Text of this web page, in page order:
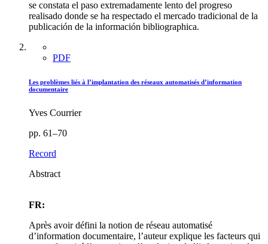
se constata el paso extremadamente lento del progreso
realisado donde se ha respectado el mercado tradicional de la
publicación de la información bibliographica.
PDF
Les problèmes liés à l’implantation des réseaux automatisés d’information
documentaire
Yves Courrier
pp. 61–70
Record
Abstract
FR:
Après avoir défini la notion de réseau automatisé
d’information documentaire, l’auteur explique les facteurs qui